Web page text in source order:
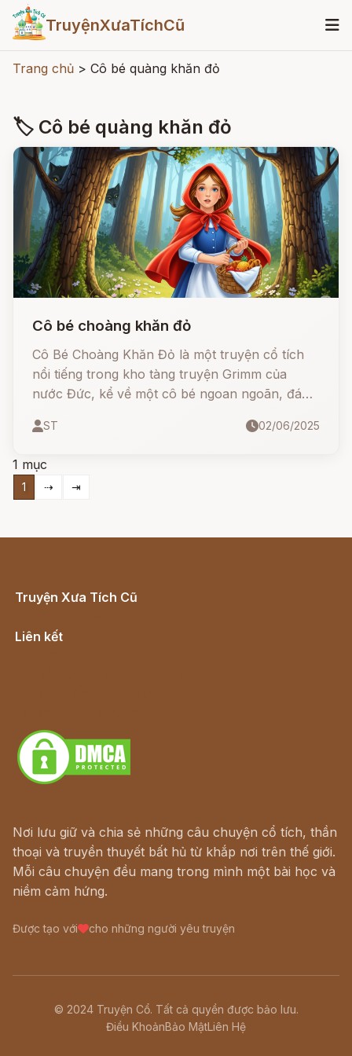
TruyệnXưaTíchCũ
Trang chủ > Cô bé quàng khăn đỏ
🏷 Cô bé quàng khăn đỏ
Cô bé choàng khăn đỏ
Cô Bé Choàng Khăn Đỏ là một truyện cổ tích
nổi tiếng trong kho tàng truyện Grimm của
nước Đức, kể về một cô bé ngoan ngoãn, đáng
với chó sói gian ác. Câu chuyện không chỉ hấp
nghe lời người lớn.
ST 02/06/2025
1 mục
1 ⇢ ⇥
Truyện Xưa Tích Cũ
Liên kết
Nơi lưu giữ và chia sẻ những câu chuyện cổ tích, thần
thoại và truyền thuyết bất hủ từ khắp nơi trên thế giới.
Mỗi câu chuyện đều mang trong mình một bài học và
niềm cảm hứng.
Được tạo với cho những người yêu truyện
© 2024 Truyện Cổ. Tất cả quyền được bảo lưu.
Điều KhoảnBảo MậtLiên Hệ